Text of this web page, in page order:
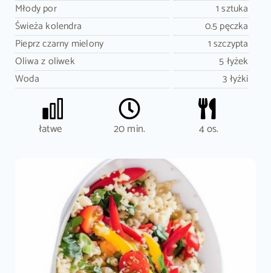
Młody por
1 sztuka
Świeża kolendra
0.5 pęczka
Pieprz czarny mielony
1 szczypta
Oliwa z oliwek
5 łyżek
Woda
3 łyżki
łatwe 20 min. 4 os.